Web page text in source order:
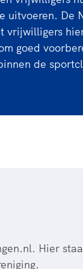
uitvoeren. De
vrijwilligers
goed
de
Hier